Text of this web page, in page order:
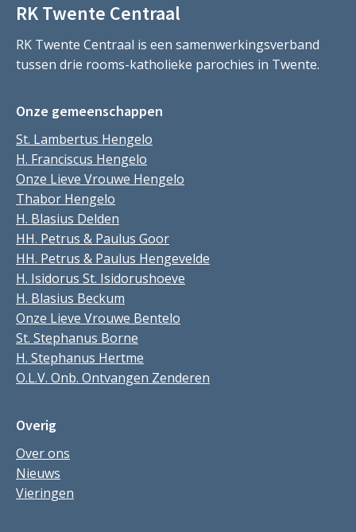
RK Twente Centraal
RK Twente Centraal is een samenwerkingsverband
tussen drie rooms-katholieke parochies in Twente.
Onze gemeenschappen
St. Lambertus Hengelo
H. Franciscus Hengelo
Onze Lieve Vrouwe Hengelo
Thabor Hengelo
H. Blasius Delden
HH. Petrus & Paulus Goor
HH. Petrus & Paulus Hengevelde
H. Isidorus St. Isidorushoeve
H. Blasius Beckum
Onze Lieve Vrouwe Bentelo
St. Stephanus Borne
H. Stephanus Hertme
O.L.V. Onb. Ontvangen Zenderen
Overig
Over ons
Nieuws
Vieringen